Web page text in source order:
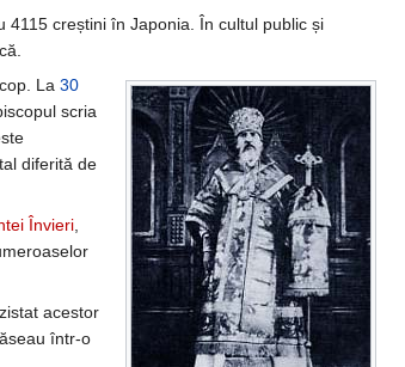
4115 creștini în Japonia. În cultul public și
La 30
scria
diferită de
Învieri
acestor
într-o